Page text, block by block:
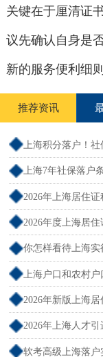
关键在于厘清证
议先确认自身是
新的服务便利细
推荐资讯
上海积分落户！
断交需要重新计算
上海7年社保落户
吗？）
2026年上海居住
户政策2026年）
2026年度上海居
分）
你怎样看待上海
新规）
上海户口和农村
口哪个值钱）
2026年新版上海
标）
2026年上海人才
所需时间）
软考高级上海落户